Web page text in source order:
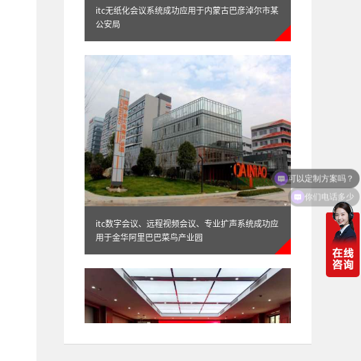
itc无纸化会议系统成功应用于内蒙古巴彦淖尔市某
公安局
itc数字会议、远程视频会议、专业扩声系统成功应
用于金华阿里巴巴菜鸟产业园
你们电话多少